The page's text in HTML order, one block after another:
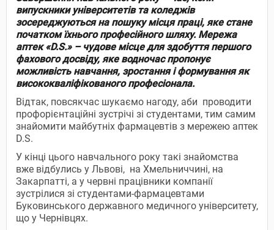
випускники університетів та коледжів
зосереджуються на пошуку місця праці, яке стане
початком їхнього професійного шляху. Мережа
аптек «D.S.» – чудове місце для здобуття першого
фахового досвіду, яке водночас пропонує
можливість навчання, зростання і формування як
висококваліфікованого професіонала.
Відтак, повсякчас шукаємо нагоду, аби проводити
профорієнтаційні зустрічі зі студентами, тим самим
знайомити майбутніх фармацевтів з мережею аптек
D.S.
У кінці цього навчального року такі знайомства
вже відбулись у Львові, на Хмельниччині, на
Закарпатті, а у червні працівники компанії
зустрілися зі студентами-фармацевтами
Буковинського державного медичного університету,
що у Чернівцях.